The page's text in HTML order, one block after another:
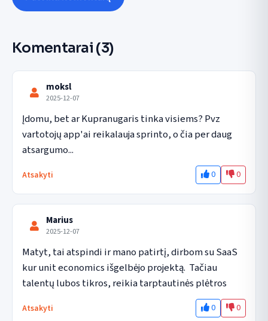
Komentarai (3)
moksl
2025-12-07
Įdomu, bet ar Kupranugaris tinka visiems? Pvz
vartotojų app'ai reikalauja sprinto, o čia per daug
atsargumo...
Atsakyti 0 0
Marius
2025-12-07
Matyt, tai atspindi ir mano patirtį, dirbom su SaaS
kur unit economics išgelbėjo projektą.  Tačiau
talentų lubos tikros, reikia tarptautinės plėtros
Atsakyti 0 0